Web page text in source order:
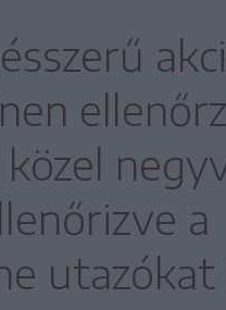
a
utazókat